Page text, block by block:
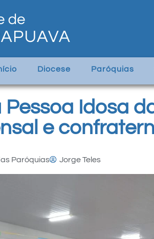
Diocese Paróquias
Pessoa Idosa
e
Paróquias Jorge Teles